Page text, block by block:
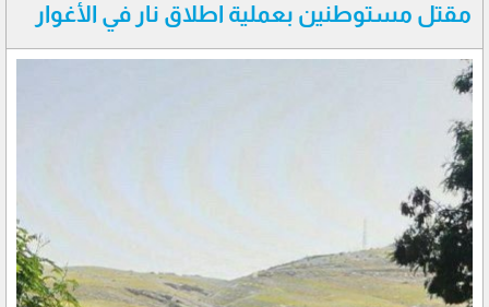
مقتل مستوطنين بعملية اطلاق نار في الأغوار